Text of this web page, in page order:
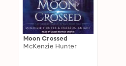
Moon Crossed
McKenzie Hunter